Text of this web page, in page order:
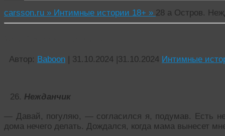
carsson.ru » Интимные истории 18+ » 28 а Остров.
Автор: Baboon | 31.10.2024 |31.10.2024 Интимные
Нежданчик
— Давай, погуляю, — согласился я, подумав. Есть
дома нечего делать. Дождался, когда мама вынесет